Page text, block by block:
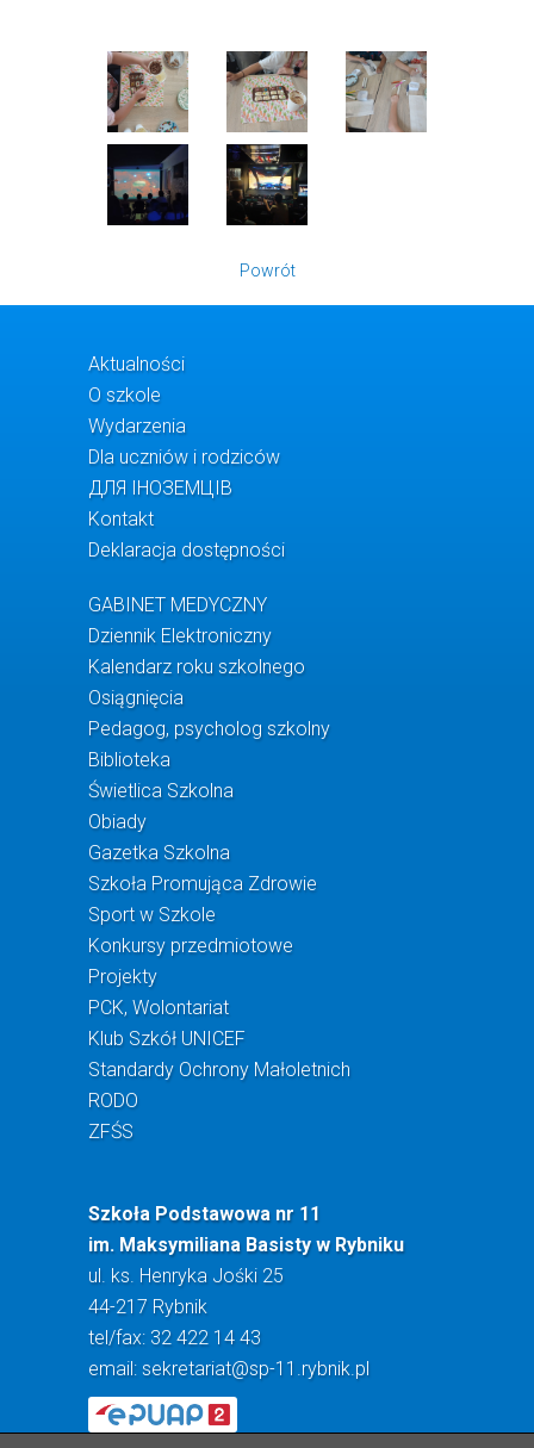
Powrót
Aktualności
O szkole
Wydarzenia
Dla uczniów i rodziców
ДЛЯ ІНОЗЕМЦІВ
Kontakt
Deklaracja dostępności
GABINET MEDYCZNY
Dziennik Elektroniczny
Kalendarz roku szkolnego
Osiągnięcia
Pedagog, psycholog szkolny
Biblioteka
Świetlica Szkolna
Obiady
Gazetka Szkolna
Szkoła Promująca Zdrowie
Sport w Szkole
Konkursy przedmiotowe
Projekty
PCK, Wolontariat
Klub Szkół UNICEF
Standardy Ochrony Małoletnich
RODO
ZFŚS
Szkoła Podstawowa nr 11
im. Maksymiliana Basisty w Rybniku
ul. ks. Henryka Jośki 25
44-217 Rybnik
tel/fax: 32 422 14 43
email: sekretariat@sp-11.rybnik.pl